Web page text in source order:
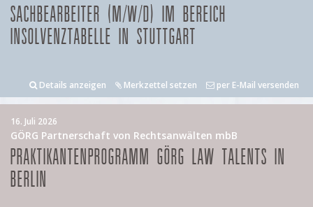
SACHBEARBEITER (M/W/D) IM BEREICH
INSOLVENZTABELLE IN STUTTGART
Details anzeigen Merkzettel setzen per E-Mail versenden
16. Juli 2026
GÖRG Partnerschaft von Rechtsanwälten mbB
PRAKTIKANTENPROGRAMM GÖRG LAW TALENTS IN
BERLIN